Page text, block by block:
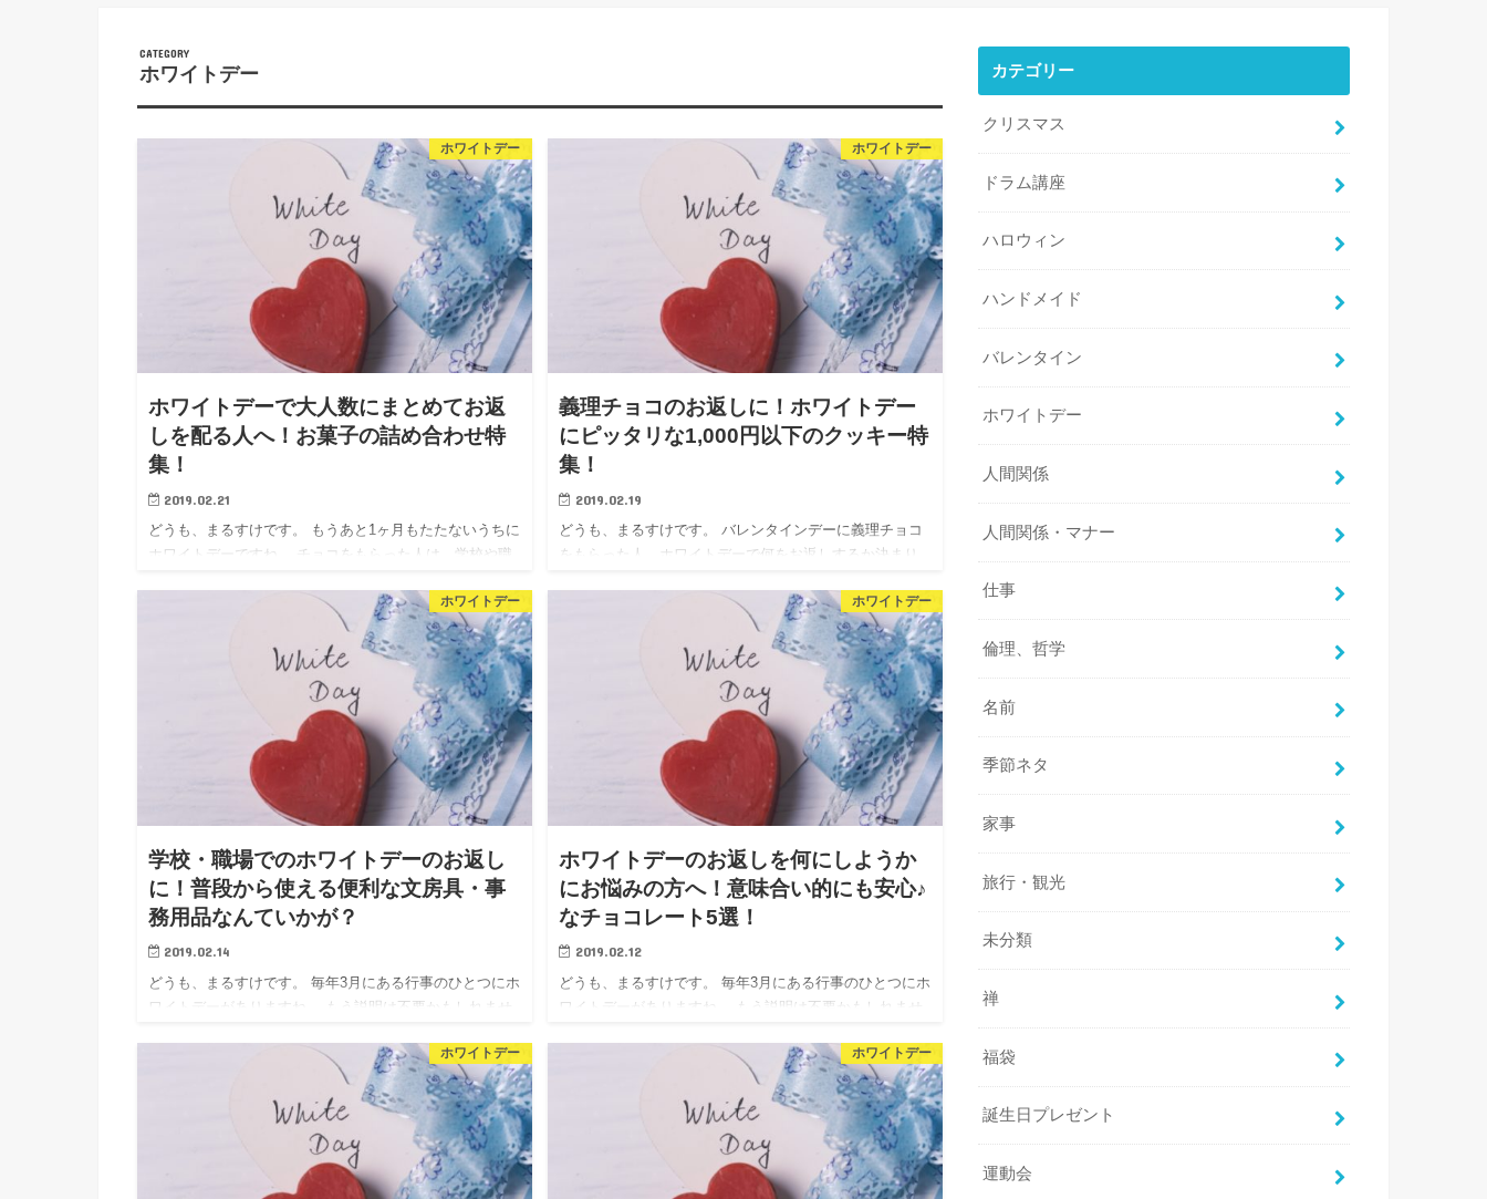
ホワイトデー
ホワイトデー
ホワイトデーで大人数にまとめてお返
しを配る人へ！お菓子の詰め合わせ特
集！
2019.02.21
どうも、まるすけです。 もうあと1ヶ月もたたないうちに
ホワイトデーですね。 チョコをもらった人は、学校や職
す。 なかには、職場の人数が多くて女性一同からお配り
ホワイトデー
義理チョコのお返しに！ホワイトデー
にピッタリな1,000円以下のクッキー特
集！
2019.02.19
どうも、まるすけです。 バレンタインデーに義理チョコ
をもらった人、ホワイトデーで何をお返しするか決まり
は何を返すかによってその意味合いが変わります。 知ら
ホワイトデー
学校・職場でのホワイトデーのお返し
に！普段から使える便利な文房具・事
務用品なんていかが？
2019.02.14
どうも、まるすけです。 毎年3月にある行事のひとつにホ
ワイトデーがありますね。 もう説明は不要かもしれませ
学生さんでも社会人でも同じですが、学校や職場でのお
ホワイトデー
ホワイトデーのお返しを何にしようか
にお悩みの方へ！意味合い的にも安心♪
なチョコレート5選！
2019.02.12
どうも、まるすけです。 毎年3月にある行事のひとつにホ
ワイトデーがありますね。 もう説明は不要かもしれませ
記事【知らなかった！ホワイトデーのお返しの意味と由
ホワイトデー ホワイトデー
カテゴリー
クリスマス
ドラム講座
ハロウィン
ハンドメイド
バレンタイン
ホワイトデー
人間関係
人間関係・マナー
仕事
倫理、哲学
名前
季節ネタ
家事
旅行・観光
未分類
禅
福袋
誕生日プレゼント
運動会